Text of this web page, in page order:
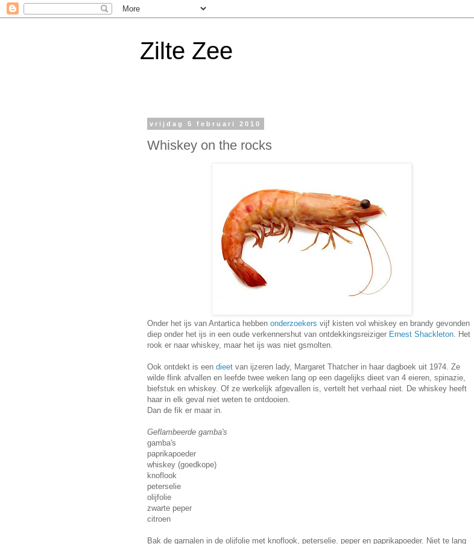
Zilte Zee
vrijdag 5 februari 2010
Whiskey on the rocks
Onder het ijs van Antartica hebben onderzoekers vijf kisten vol whiskey en brandy gevonden
diep onder het ijs in een oude verkennershut van ontdekkingsreiziger Ernest Shackleton . Het
rook er naar whiskey, maar het ijs was niet gsmolten.
Ook ontdekt is een dieet van ijzeren lady, Margaret Thatcher in haar dagboek uit 1974. Ze
wilde flink afvallen en leefde twee weken lang op een dagelijks dieet van 4 eieren, spinazie,
biefstuk en whiskey. Of ze werkelijk afgevallen is, vertelt het verhaal niet. De whiskey heeft
haar in elk geval niet weten te ontdooien.
Dan de fik er maar in.
Geflambeerde gamba's
gamba's
paprikapoeder
whiskey (goedkope)
knoflook
peterselie
olijfolie
zwarte peper
citroen
Bak de garnalen in de olijfolie met knoflook, peterselie. peper en paprikapoeder. Niet te lang